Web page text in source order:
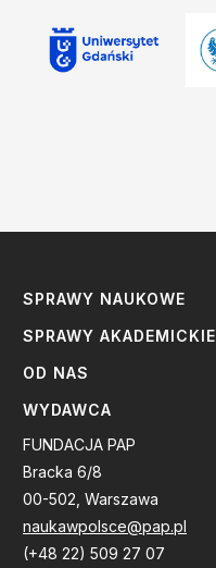
SPRAWY NAUKOWE
SPRAWY AKADEMICKIE
OD NAS
WYDAWCA
FUNDACJA PAP
Bracka 6/8
00-502, Warszawa
naukawpolsce@pap.pl
(+48 22) 509 27 07